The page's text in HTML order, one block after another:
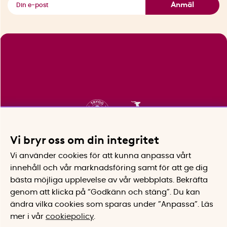
Anmäl
Vi bryr oss om din integritet
Vi använder cookies för att kunna anpassa vårt
innehåll och vår marknadsföring samt för att ge dig
bästa möjliga upplevelse av vår webbplats.
Bekräfta
genom att klicka på “Godkänn och stäng”. Du kan
ändra vilka cookies som sparas under ”Anpassa”.
Läs
mer i vår cookiepolicy